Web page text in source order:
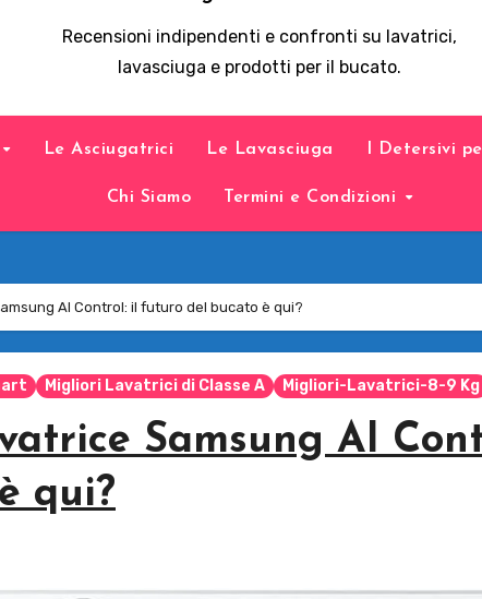
Recensioni indipendenti e confronti su lavatrici,
lavasciuga e prodotti per il bucato.
Le Asciugatrici Le Lavasciuga I Detersivi
Chi Siamo Termini e Condizioni
AI Control: il futuro del bucato è qui?
Migliori Lavatrici di Classe A Migliori-Lavatrici-8-9 Kg
Samsung AI
qui?